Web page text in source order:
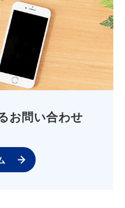
お問い合わせ